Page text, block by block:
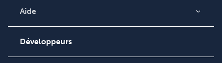
Vidéos
Podcast
Aide
Recherche de
Développeurs